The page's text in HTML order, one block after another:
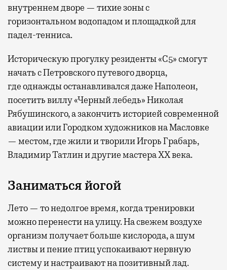
внутреннем дворе — тихие зоны с
горизонтальном водопадом и площадкой для
падел-тенниса.
Историческую прогулку резиденты «С5» смогут
начать с Петровского путевого дворца,
гдеоднажды останавливался даже Наполеон,
посетить виллу «Черный лебедь» Николая
Рябушинского, а закончить историей современной
авиации или Городком художников на Масловке
— местом, где жили и творили Игорь Грабарь,
Владимир Татлин и другие мастера XX века.
Заниматься йогой
Лето — то недолгое время, когда тренировки
можно перенести на улицу. На свежем воздухе
организм получает больше кислорода, а шум
листвы и пение птиц успокаивают нервную
систему и настраивают на позитивный лад.